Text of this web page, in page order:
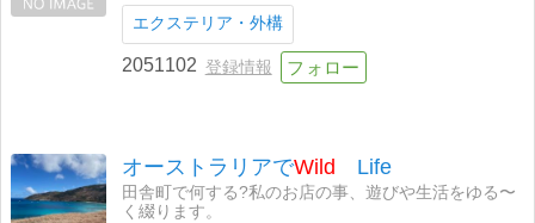
エクステリア・外構
2051102 登録情報
オーストラリアでWild Life
田舎町で何する?私のお店の事、遊びや生活をゆる〜
く綴ります。